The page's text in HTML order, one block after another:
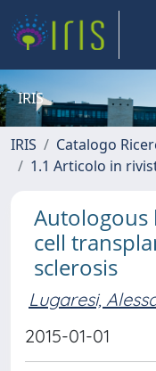
IRIS
IRIS Catalogo
1.1 Articolo in
Autologous
cell
sclerosis
Lugaresi,
2015-01-01